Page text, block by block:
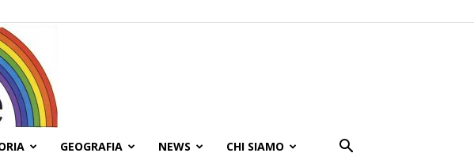
GEOGRAFIA NEWS CHI SIAMO